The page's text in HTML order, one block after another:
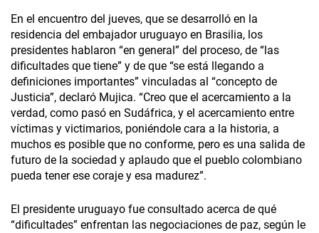
En el encuentro del jueves, que se desarrolló en la
residencia del embajador uruguayo en Brasilia, los
presidentes hablaron “en general” del proceso, de “las
dificultades que tiene” y de que “se está llegando a
definiciones importantes” vinculadas al “concepto de
Justicia”, declaró Mujica. “Creo que el acercamiento a la
verdad, como pasó en Sudáfrica, y el acercamiento entre
víctimas y victimarios, poniéndole cara a la historia, a
muchos es posible que no conforme, pero es una salida de
futuro de la sociedad y aplaudo que el pueblo colombiano
pueda tener ese coraje y esa madurez”.
El presidente uruguayo fue consultado acerca de qué
“dificultades” enfrentan las negociaciones de paz, según le